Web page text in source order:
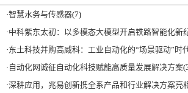
·智慧水务与传感器(7)
·中科紫东太初：以多模态大模型开启铁路智能化新
·东土科技并购高威科：工业自动化的“场景驱动”时
· 自动化网诚征自动化科技赋能高质量发展解决方案
·深耕应用，兆易创新携全系产品和行业解决方案亮